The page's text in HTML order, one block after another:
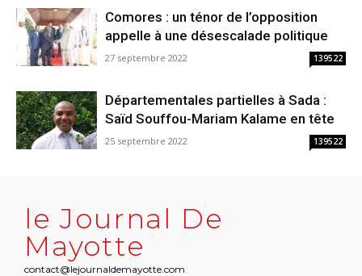
Comores : un ténor de l’opposition
appelle à une désescalade politique
27 septembre 2022 139522
Départementales partielles à Sada :
Saïd Souffou-Mariam Kalame en tête
25 septembre 2022 139522
le Journal De
Mayotte
contact@lejournaldemayotte.com